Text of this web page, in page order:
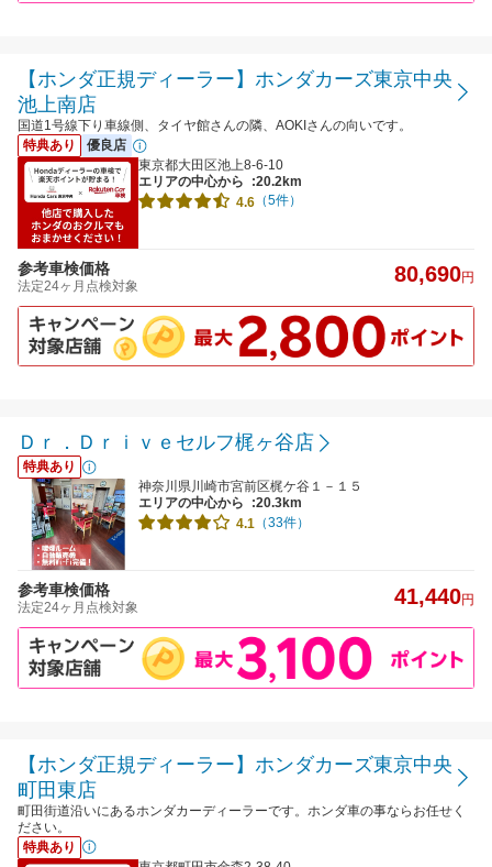
【ホンダ正規ディーラー】ホンダカーズ東京中央
池上南店
国道1号線下り車線側、タイヤ館さんの隣、AOKIさんの向いです。
特典あり
優良店
東京都大田区池上8-6-10
エリアの中心から
:20.2km
4.6 （5件）
参考車検価格
法定24ヶ月点検対象 80,690円
Ｄｒ．Ｄｒｉｖｅセルフ梶ヶ谷店
特典あり
神奈川県川崎市宮前区梶ケ谷１－１５
エリアの中心から
:20.3km
4.1 （33件）
参考車検価格
法定24ヶ月点検対象 41,440円
【ホンダ正規ディーラー】ホンダカーズ東京中央
町田東店
町田街道沿いにあるホンダカーディーラーです。ホンダ車の事ならお任せく
ださい。
特典あり